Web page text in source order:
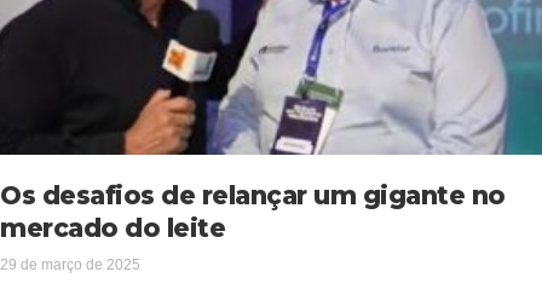
Os desafios de relançar um gigante no
mercado do leite
29 de março de 2025